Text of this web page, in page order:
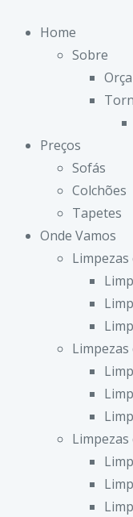
Home
Sobre
Preços
Sofás
Colchões
Tapetes
Onde Vamos